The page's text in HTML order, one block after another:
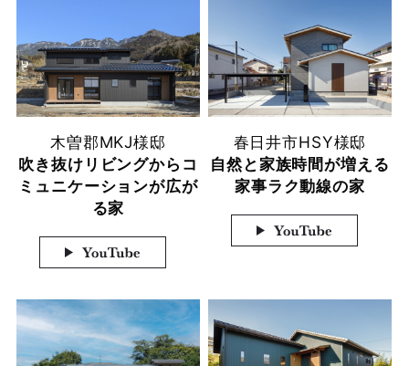
木曽郡MKJ様邸
吹き抜けリビングからコ
ミュニケーションが広が
る家
春日井市HSY様邸
自然と家族時間が増える
家事ラク動線の家